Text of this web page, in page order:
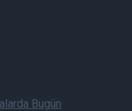
Bugün